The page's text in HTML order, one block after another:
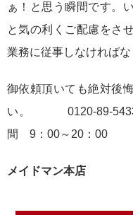
ぁ！と思う瞬間です。
と気の利くご配慮をさ
業務に従事しなければな
御依頼頂いても絶対後
い。 0120-89-
間 9：00～20：00
メイドマン本店